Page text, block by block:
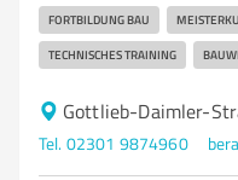
FORTBILDUNG BAU
TECHNISCHES TRAINING
Gottlieb-Daimler-
Tel. 02301 9874960